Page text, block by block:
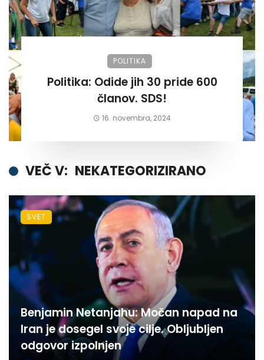
POLITIKA
Politika: Odide jih 30 pride 600
članov. SDS!
16. novembra, 2024
VEČ V: NEKATEGORIZIRANO
Benjamin Netanjahu: Močan napad na
Iran je dosegel svoje cilje. Obljubljen
odgovor izpolnjen
SVET